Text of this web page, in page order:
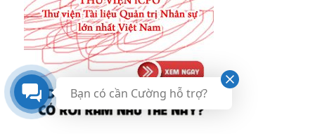
Bạn có cần Cường hỗ trợ?